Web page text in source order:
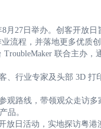
8月27日举办。创客开
流程，并落地更多优质
联合主办
客、行业专家及头部 3D
参观路线，带领观众走
品。
放日活动，实地探访粤